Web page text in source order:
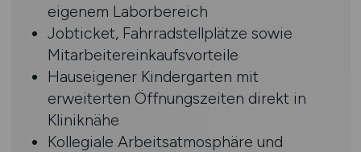
eigenem Laborbereich
Jobticket, Fahrradstellplätze sowie
Mitarbeitereinkaufsvorteile
Hauseigener Kindergarten mit
erweiterten Öffnungszeiten direkt in
Kliniknähe
Kollegiale Arbeitsatmosphäre und